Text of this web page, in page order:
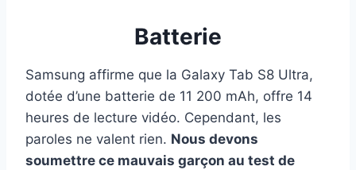
Batterie
Samsung affirme que la Galaxy Tab S8 Ultra,
dotée d’une batterie de 11 200 mAh, offre 14
heures de lecture vidéo. Cependant, les
paroles ne valent rien. Nous devons
soumettre ce mauvais garçon au test de